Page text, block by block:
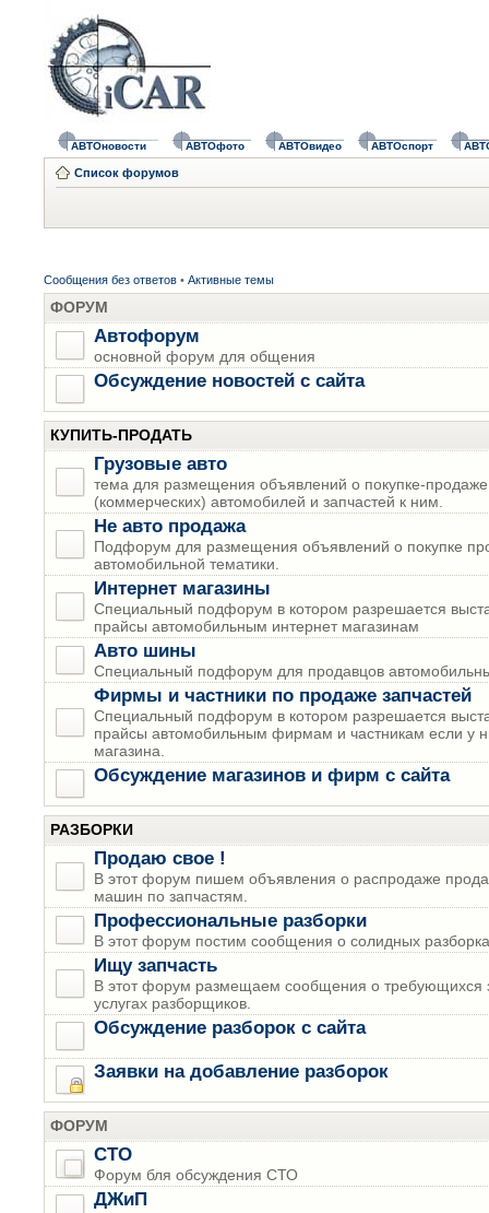
АВТОновости АВТОфото АВТОвидео АВТОспорт
Список форумов
Сообщения без ответов • Активные темы
ФОРУМ
Автофорум
основной форум для общения
Обсуждение новостей с сайта
КУПИТЬ-ПРОДАТЬ
Грузовые авто
тема для размещения объявлений о покупке-продаже
(коммерческих) автомобилей и запчастей к ним.
Не авто продажа
Подфорум для размещения объявлений о покупке
автомобильной тематики.
Интернет магазины
Специальный подфорум в котором разрешается
прайсы автомобильным интернет магазинам
Авто шины
Специальный подфорум для продавцов
Фирмы и частники по продаже запчастей
Специальный подфорум в котором разрешается
прайсы автомобильным фирмам и частникам если у
магазина.
Обсуждение магазинов и фирм с сайта
РАЗБОРКИ
Продаю свое !
В этот форум пишем объявления о распродаже
машин по запчастям.
Профессиональные разборки
В этот форум постим сообщения о солидных
Ищу запчасть
В этот форум размещаем сообщения о требующихся
услугах разборщиков.
Обсуждение разборок с сайта
Заявки на добавление разборок
ФОРУМ
СТО
Форум бля обсуждения СТО
ДЖиП